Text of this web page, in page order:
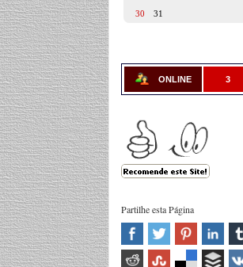
30
31
ONLINE 3
Partilhe esta Página